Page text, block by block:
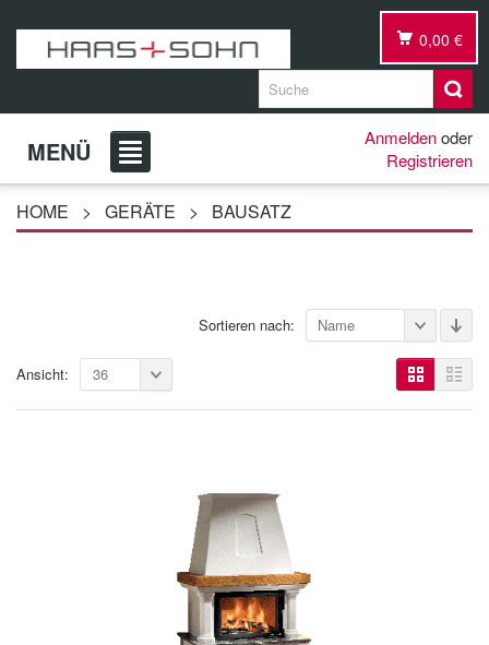
0,00 €
MENÜ Anmeldenoder
Registrieren
HOME > GERÄTE > BAUSATZ
Sortieren nach: Name
Ansicht: 36